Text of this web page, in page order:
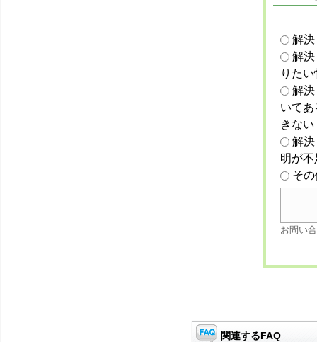
解
解
りた
解
いて
きない
解
明が
そ
お問い
関連するFAQ